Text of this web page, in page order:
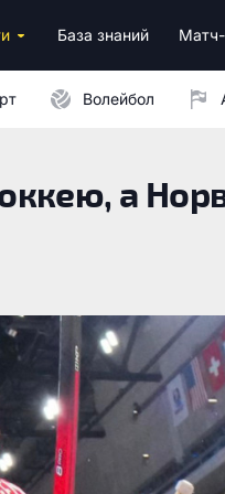
База знаний
Волейбол
а